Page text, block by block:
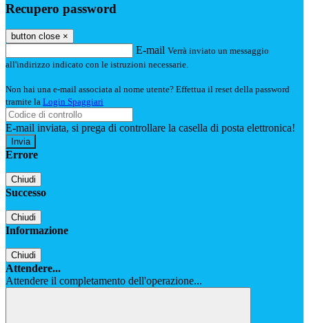
Recupero password
button close ×
E-mail Verrà inviato un messaggio
all'indirizzo indicato con le istruzioni necessarie.
Non hai una e-mail associata al nome utente? Effettua il reset della password
tramite la Login Spaggiari
E-mail inviata, si prega di controllare la casella di posta elettronica!
Errore
Chiudi
Successo
Chiudi
Informazione
Chiudi
Attendere...
Attendere il completamento dell'operazione...